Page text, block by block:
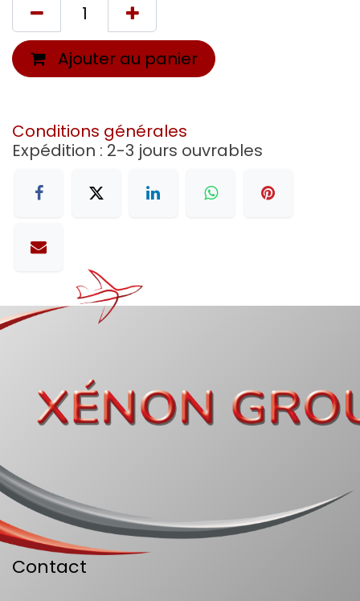
Ajouter au panier
Conditions générales
Expédition : 2-3 jours ouvrables
Contact